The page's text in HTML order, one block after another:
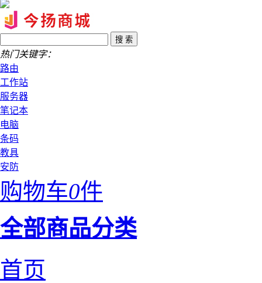
热门关键字：
路由
工作站
服务器
笔记本
电脑
条码
教具
安防
购物车0件
全部商品分类
首页